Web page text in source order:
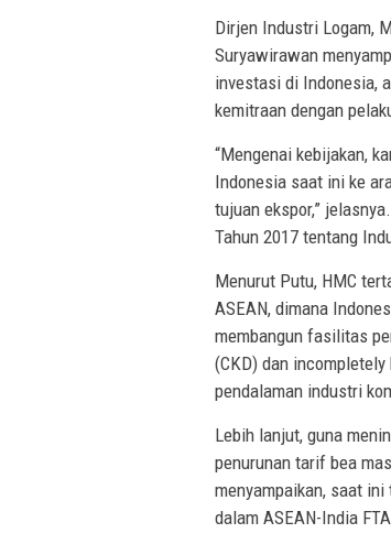
Dirjen Industri Logam,
Suryawirawan
investasi di Indonesia,
kemitraan dengan
“Mengenai kebijakan,
Indonesia saat ini ke
tujuan ekspor,”
Tahun 2017 tentang
Menurut Putu, HMC
ASEAN, dimana
membangun fasilitas
(CKD) dan
pendalaman industri
Lebih lanjut, guna
penurunan tarif bea
menyampaikan, saat
dalam ASEAN-India